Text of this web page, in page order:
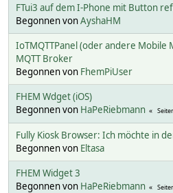
FTui3 auf dem I-Phone mit Button
Begonnen vonAyshaHM
IoTMQTTPanel (oder andere Mobile
MQTT Broker
Begonnen von FhemPiUser
FHEM Wdget (iOS)
Begonnen von HaPeRiebmann
Fully Kiosk Browser: Ich möchte in
Begonnen von Eltasa
FHEM Widget 3
Begonnen von HaPeRiebmann